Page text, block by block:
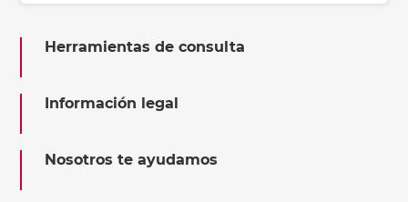
Herramientas de consulta
Información legal
Nosotros te ayudamos